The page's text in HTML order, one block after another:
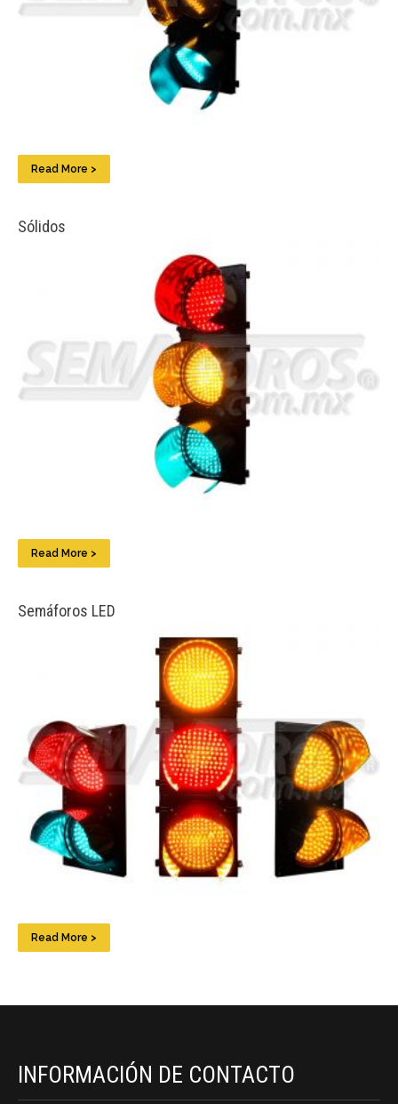
Read More >
Sólidos
Read More >
Semáforos LED
Read More >
INFORMACIÓN DE CONTACTO